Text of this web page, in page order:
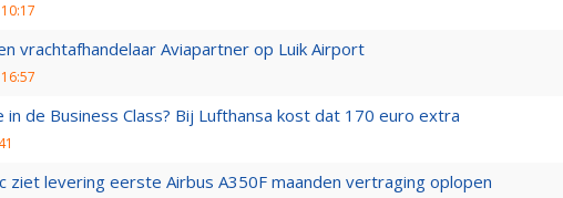
vrachtafhandelaar Aviapartner op Luik Airport
in de Business Class? Bij Lufthansa kost dat 170 euro extra
ziet levering eerste Airbus A350F maanden vertraging oplopen